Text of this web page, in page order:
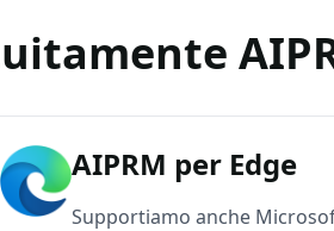
AIPRM per Edge
Supportiamo anche